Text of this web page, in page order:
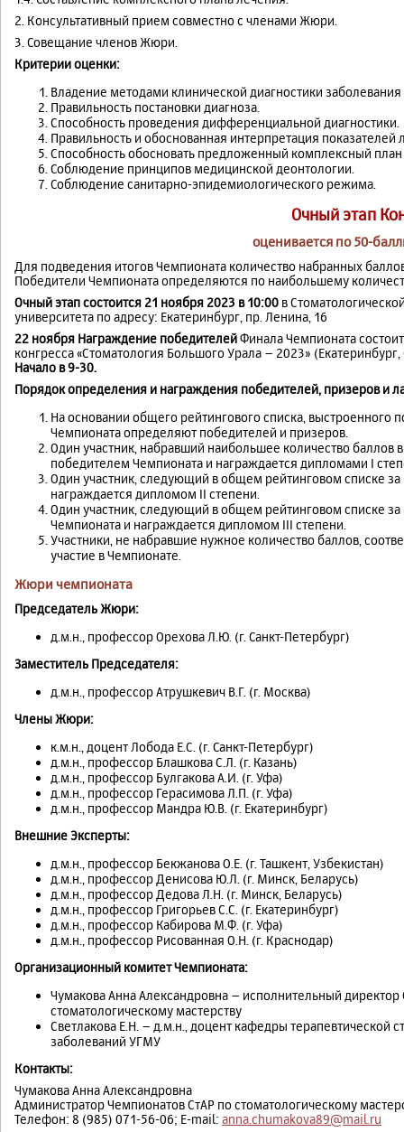
2. Консультативный прием совместно с членами Жюри.
3. Совещание членов Жюри.
Критерии оценки:
Владение методами клинической диагностики заболевания
Правильность постановки диагноза.
Способность проведения дифференциальной диагностики.
Правильность и обоснованная интерпретация
Способность обосновать предложенный комплексный
Соблюдение принципов медицинской деонтологии.
Соблюдение санитарно-эпидемиологического режима.
Очный этап
оценивается по 50-
Для подведения итогов Чемпионата количество набранных
Победители Чемпионата определяются по наибольшему
Очный этап состоится 21 ноября 2023 в 10:00 в
университета по адресу: Екатеринбург, пр. Ленина, 16
22 ноября Награждение победителейФинала Чемпионата
конгресса «Стоматология Большого Урала – 2023»
Начало в 9-30.
Порядок определения и награждения победителей, призеров и
На основании общего рейтингового списка, выстроенного
Чемпионата определяют победителей и призеров.
Один участник, набравший наибольшее количество
победителем Чемпионата и награждается дипломами I
Один участник, следующий в общем рейтинговом списке
награждается дипломом II степени.
Один участник, следующий в общем рейтинговом списке
Чемпионата и награждается дипломом III степени.
Участники, не набравшие нужное количество баллов,
участие в Чемпионате.
Жюри чемпионата
Председатель Жюри:
д.м.н., профессор Орехова Л.Ю. (г. Санкт-Петербург)
Заместитель Председателя:
д.м.н., профессор Атрушкевич В.Г. (г. Москва)
Члены Жюри:
к.м.н., доцент Лобода Е.С. (г. Санкт-Петербург)
д.м.н., профессор Блашкова С.Л. (г. Казань)
д.м.н., профессор Булгакова А.И. (г. Уфа)
д.м.н., профессор Герасимова Л.П. (г. Уфа)
д.м.н., профессор Мандра Ю.В. (г. Екатеринбург)
Внешние Эксперты:
д.м.н., профессор Бекжанова О.Е. (г. Ташкент, Узбекистан)
д.м.н., профессор Денисова Ю.Л. (г. Минск, Беларусь)
д.м.н., профессор Дедова Л.Н. (г. Минск, Беларусь)
д.м.н., профессор Григорьев С.С. (г. Екатеринбург)
д.м.н., профессор Кабирова М.Ф. (г. Уфа)
д.м.н., профессор Рисованная О.Н. (г. Краснодар)
Организационный комитет Чемпионата:
Чумакова Анна Александровна – исполнительный
стоматологическому мастерству
Светлакова Е.Н. – д.м.н., доцент кафедры терапевтической
заболеваний УГМУ
Контакты:
Чумакова Анна Александровна
Администратор Чемпионатов СтАР по стоматологическому
Телефон: 8 (985) 071-56-06; E-mail: anna.chumakova89@mail.ru